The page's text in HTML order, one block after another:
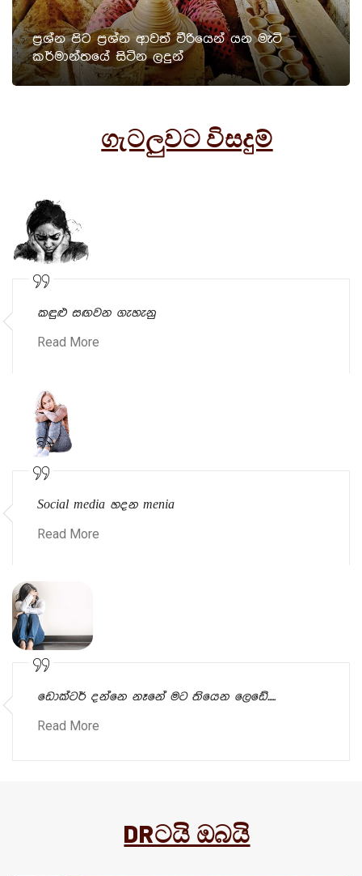
ප්‍රශ්න පිට ප්‍රශ්න ආවත් වීරියෙන් යන මැටි
කර්මාන්තයේ සිටින ලදුන්
ගැටලුවට විසදුම්
කඳුළු සඟවන ගැහැනු
Read More
Social media හදන menia
Read More
ඩොක්ටර් දන්නෙ නෑනේ මට තියෙන ලෙඩේ.....
Read More
DRටයි ඔබයි